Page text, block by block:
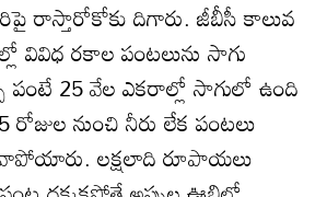
రాస్తారోకోకు దిగారు. జీబీసీ కాలువ
వివిధ రకాల పంటలును సాగు
25 వేల ఎకరాల్లో సాగులో ఉంది
రోజుల నుంచి నీరు లేక పంటలు
లక్షలాది రూపాయలు